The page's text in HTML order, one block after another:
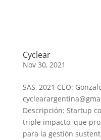
Cyclear
Nov 30, 2021
SAS, 2021 CEO:
Descripción: Startup
triple impacto, que
para la gestión